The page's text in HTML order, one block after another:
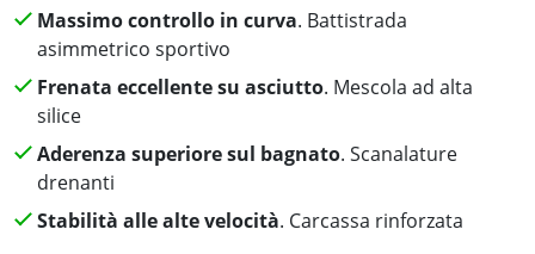
Massimo controllo in curva. Battistrada
asimmetrico sportivo
Frenata eccellente su asciutto. Mescola ad alta
silice
Aderenza superiore sul bagnato. Scanalature
drenanti
Stabilità alle alte velocità. Carcassa rinforzata